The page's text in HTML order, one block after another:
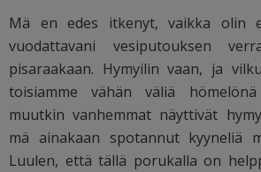
Mä en edes itkenyt, vaikka olin
vuodattavani vesiputouksen
pisaraakaan. Hymyilin vaan, ja
toisiamme vähän väliä
muutkin vanhemmat näyttivät
mä ainakaan spotannut kyyneliä
Luulen, että tällä porukalla on